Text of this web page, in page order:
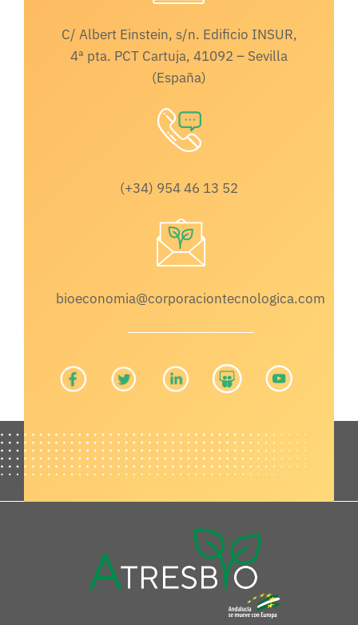
C/ Albert Einstein, s/n. Edificio INSUR,
4ª pta. PCT Cartuja, 41092 – Sevilla
(España)
(+34) 954 46 13 52
bioeconomia@corporaciontecnologica.com